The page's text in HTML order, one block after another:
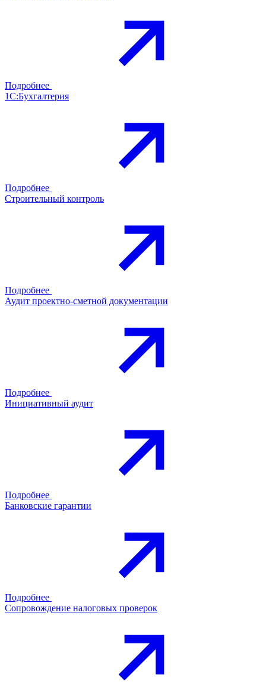
Подробнее
1С:Бухгалтерия
Подробнее
Строительный контроль
Подробнее
Аудит проектно-сметной документации
Подробнее
Инициативный аудит
Подробнее
Банковские гарантии
Подробнее
Сопровождение налоговых проверок